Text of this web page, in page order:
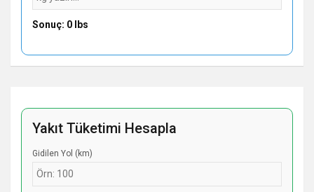
Sonuç: 0 lbs
Yakıt Tüketimi Hesapla
Gidilen Yol (km)